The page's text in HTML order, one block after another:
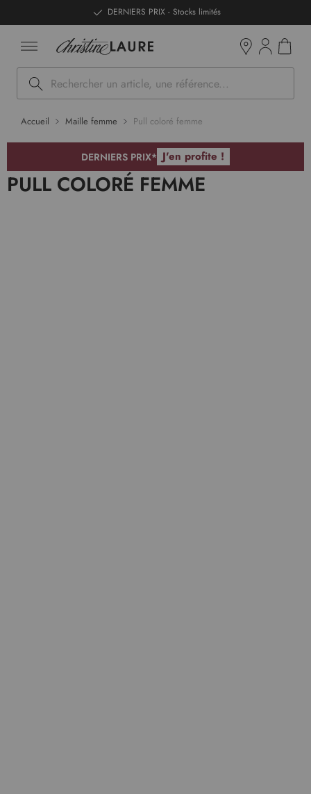
DERNIERS PRIX - Stocks limités
Rechercher
Accueil Maille femme Pull coloré femme
DERNIERS PRIX* J'en profite !
PULL COLORÉ FEMME